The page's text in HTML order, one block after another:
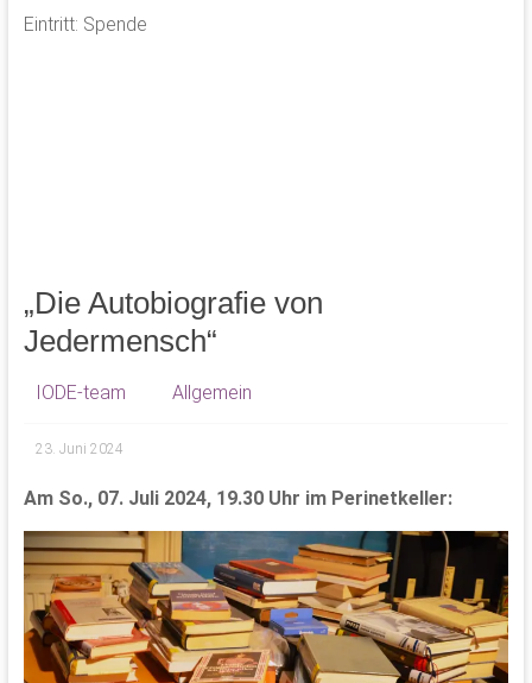
Eintritt: Spende
„Die Autobiografie von
Jedermensch“
IODE-team Allgemein
23. Juni 2024
Am So., 07. Juli 2024, 19.30 Uhr im Perinetkeller: